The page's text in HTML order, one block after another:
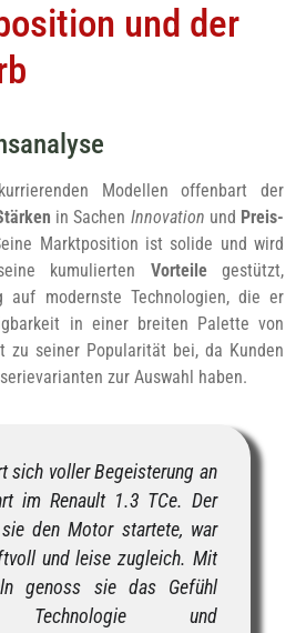
und der
Modellen offenbart der
in Sachen Innovation und Preis-
Marktposition ist solide und wird
kumulierten Vorteilegestützt,
auf modernste Technologien, die er
in einer breiten Palette von
zu seiner Popularität bei, da Kunden
zur Auswahl haben.
sich voller Begeisterung an
im Renault 1.3 TCe. Der
den Motor startete, war
und leise zugleich. Mit
genoss sie das Gefühl
Technologie und